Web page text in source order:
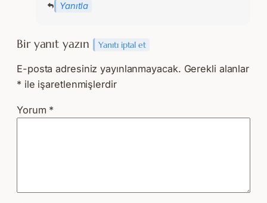
Yanıtla
Bir yanıt yazın Yanıtı iptal et
E-posta adresiniz yayınlanmayacak. Gerekli alanlar
* ile işaretlenmişlerdir
Yorum *